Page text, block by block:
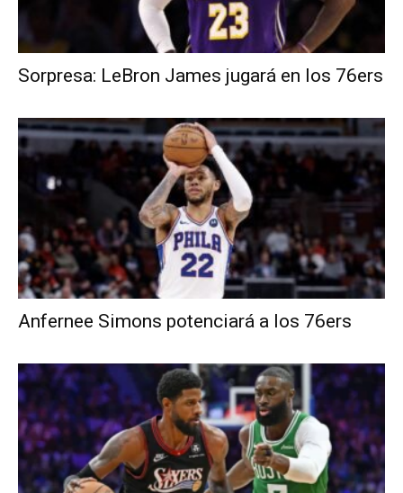
Sorpresa: LeBron James jugará en los 76ers
Anfernee Simons potenciará a los 76ers